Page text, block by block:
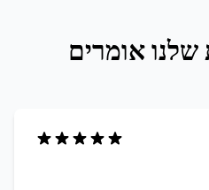
אומרים